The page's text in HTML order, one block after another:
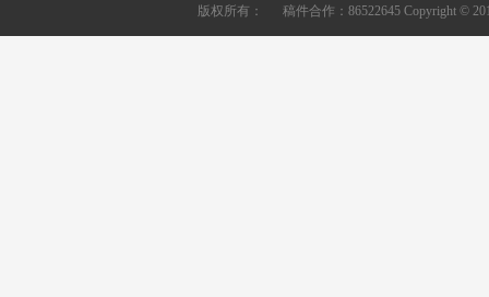
版权所有： 稿件合作：86522645 Copyright ©